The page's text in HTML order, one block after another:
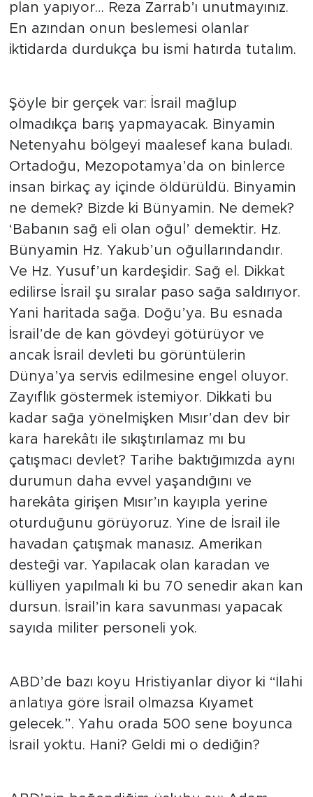
plan yapıyor… Reza Zarrab’ı unutmayınız.
En azından onun beslemesi olanlar
iktidarda durdukça bu ismi hatırda tutalım.
Şöyle bir gerçek var: İsrail mağlup
olmadıkça barış yapmayacak. Binyamin
Netenyahu bölgeyi maalesef kana buladı.
Ortadoğu, Mezopotamya’da on binlerce
insan birkaç ay içinde öldürüldü. Binyamin
ne demek? Bizde ki Bünyamin. Ne demek?
‘Babanın sağ eli olan oğul’ demektir. Hz.
Bünyamin Hz. Yakub’un oğullarındandır.
Ve Hz. Yusuf’un kardeşidir. Sağ el. Dikkat
edilirse İsrail şu sıralar paso sağa saldırıyor.
Yani haritada sağa. Doğu’ya. Bu esnada
İsrail’de de kan gövdeyi götürüyor ve
ancak İsrail devleti bu görüntülerin
Dünya’ya servis edilmesine engel oluyor.
Zayıflık göstermek istemiyor. Dikkati bu
kadar sağa yönelmişken Mısır’dan dev bir
kara harekâtı ile sıkıştırılamaz mı bu
çatışmacı devlet? Tarihe baktığımızda aynı
durumun daha evvel yaşandığını ve
harekâta girişen Mısır’ın kayıpla yerine
oturduğunu görüyoruz. Yine de İsrail ile
havadan çatışmak manasız. Amerikan
desteği var. Yapılacak olan karadan ve
külliyen yapılmalı ki bu 70 senedir akan kan
dursun. İsrail’in kara savunması yapacak
sayıda militer personeli yok.
ABD’de bazı koyu Hristiyanlar diyor ki “İlahi
anlatıya göre İsrail olmazsa Kıyamet
gelecek.”. Yahu orada 500 sene boyunca
İsrail yoktu. Hani? Geldi mi o dediğin?